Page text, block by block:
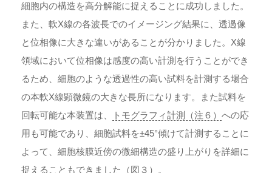
細胞内の構造を高分解能に捉えることに成功しました。
また、軟X線の各波長でのイメージング結果に、透過像
と位相像に大きな違いがあることが分かりました。X線
領域において位相像は感度の高い計測を行うことができ
るため、細胞のような透過性の高い試料を計測する場合
の本軟X線顕微鏡の大きな長所になります。また試料を
回転可能な本装置は、
トモグラフィ計測（注６） への応
用も可能であり、細胞試料を±45°傾けて計測することに
よって、細胞核膜近傍の微細構造の盛り上がりを詳細に
捉えることもできました（図３）。